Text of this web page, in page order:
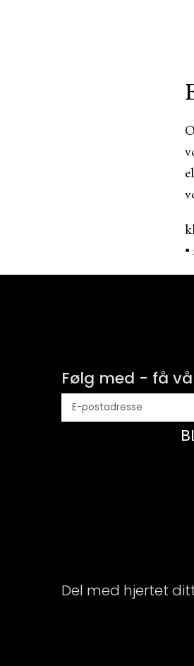
•
Følg med - få
Del med hjertet